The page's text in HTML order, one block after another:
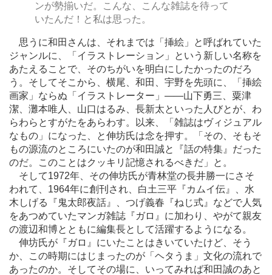
ンが勢揃いだ。こんな、こんな雑誌を待って
いたんだ！と私は思った。
思うに和田さんは、それまでは「挿絵」と呼ばれていた
ジャンルに、「イラストレーション」という新しい名称を
あたえることで、そのちがいを明白にしたかったのだろ
う。そしてそこから、横尾、和田、宇野を先頭に、「挿絵
画家」ならぬ「イラストレーター」 ――山下勇三、粟津
潔、灘本唯人、山口はるみ、長新太といった人びとが、わ
らわらとすがたをあらわす。以来、「雑誌はヴィジュアル
なもの」になった、と伸坊氏は念を押す。「その、そもそ
もの源流のところにいたのが和田誠と『話の特集』だった
のだ。このことはクッキリ記憶されるべきだ」と。
そして1972年、その伸坊氏が青林堂の長井勝一にさそ
われて、1964年に創刊され、白土三平『カムイ伝』、水
木しげる『鬼太郎夜話』、つげ義春『ねじ式』などで人気
をあつめていたマンガ雑誌『ガロ』に加わり、やがて親友
の渡辺和博とともに編集長として活躍するようになる。
伸坊氏が『ガロ』にいたことはきいていたけど、そう
か、この時期にはじまったのが「ヘタうま」文化の流れで
あったのか。そしてその場に、いってみれば和田誠のあと